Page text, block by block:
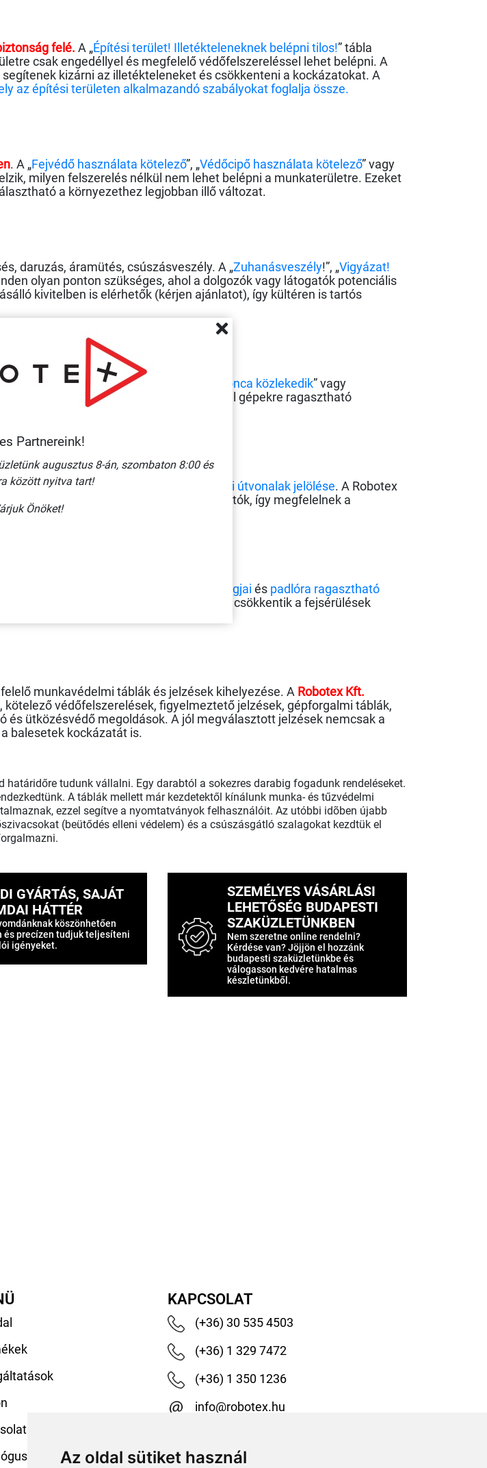
Az oldal sütiket használ
felé. A „Építési terület! Illetékteleneknek belépni tilos!” tábla
csak engedéllyel és megfelelő védőfelszereléssel lehet belépni. A
kizárni az illetékteleneket és csökkenteni a kockázatokat. A
az építési területen alkalmazandó szabályokat foglalja össze.
. A „Fejvédő használata kötelező”, „Védőcipő használata kötelező” vagy
milyen felszerelés nélkül nem lehet belépni a munkaterületre. Ezeket
a környezethez legjobban illő változat.
daruzás, áramütés, csúszásveszély. A „Zuhanásveszély!”, „Vigyázat!
olyan ponton szükséges, ahol a dolgozók vagy látogatók potenciális
kivitelben is elérhetők (kérjen ajánlatot), így kültéren is tartós
egyértelmű jelölése Targonca közlekedik” vagy
a gyalogos-baleseteket. A Robotex kínál gépekre ragasztható
a tűzoltó eszközök és menekülési útvonalak jelölése. A Robotex
” jelzések – áramszünet esetén is jól láthatók, így megfelelnek a
elemek. A Robotex csúszásgátló szalagjai és padlóra ragasztható
konyan csökkentik a fejsérü ések
munkavédelmi táblák és jelzések kihelyezése. A Robotex Kft.
kötelező védőfelszerelések, figyelmeztető jelzések, gépforgalmi táblák,
ütközésvédő megoldások. A jól megválasztott jelzések nemcsak a
balesetek kockázatát is.
tudunk vállalni. Egy darabtól a sokezres darabig fogadunk rendeléseket.
A táblák mellett már kezdetektől kínálunk munka- és tűzvédelmi
ezzel segítve a nyomtatványok felhasználóit. Az utóbbi idõben újabb
(beütődés elleni védelem) és a csúszásgátló szalagokat kezdtük el
GYÁRTÁS, SAJÁT
HÁTTÉR
köszönhetően
és precízen tudjuk teljesíteni
igényeket.
SZEMÉLYES VÁSÁRLÁSI
LEHETŐSÉG BUDAPESTI
SZAKÜZLETÜNKBEN
Nem szeretne online rendelni?
Kérdése van? Jöjjön el hozzánk
budapesti szaküzletünkbe és
válogasson kedvére hatalmas
készletünkből.
KAPCSOLAT
(+36) 30 535 4503
(+36) 1 329 7472
(+36) 1 350 1236
info@robotex.hu
@robotexhungary
Partnereink!
augusztus 8-án, szombaton 8:00 és
között nyitva tart!
Önöket!